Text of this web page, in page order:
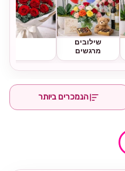
שילובים
מרגשים
הנמכרים ביותר